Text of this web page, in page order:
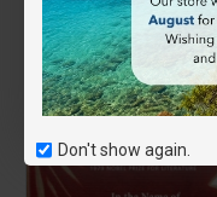
Don't show again.
Άμεση αγορά